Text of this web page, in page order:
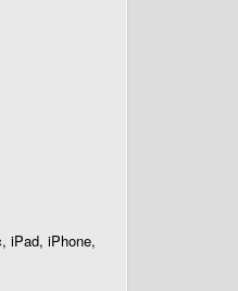
iPad, iPhone,